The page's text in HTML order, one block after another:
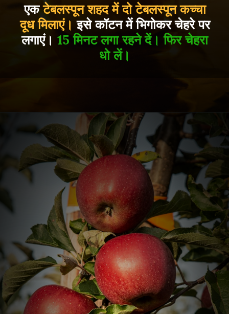
एकटेबलस्पून शहद में दो टेबलस्पून कच्चा
दूध मिलाएं। इसे कॉटन में भिगोकर चेहरे पर
लगाएं।15 मिनट लगा रहने दें। फिर चेहरा
धो लें।